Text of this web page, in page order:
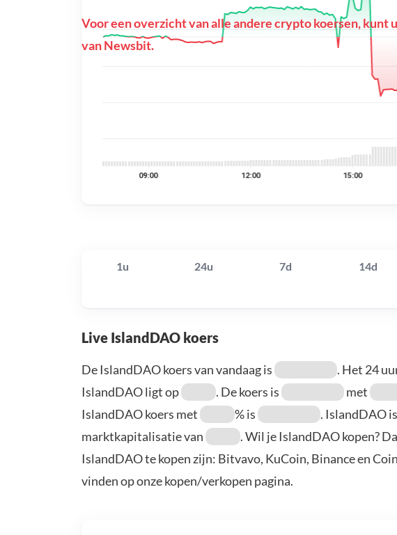
Voor een overzicht van alle andere crypto koersen, kunt
van Newsbit.
1u 24u 7d 14d
Live IslandDAO koers
De IslandDAO koers van vandaag is
. Het 24
IslandDAO ligt op
. De koers is met
IslandDAO koers met
% is . IslandDAO
marktkapitalisatie van
. Wil je IslandDAO kopen?
IslandDAO te kopen zijn: Bitvavo, KuCoin, Binance en
vinden op onze kopen/verkopen pagina.